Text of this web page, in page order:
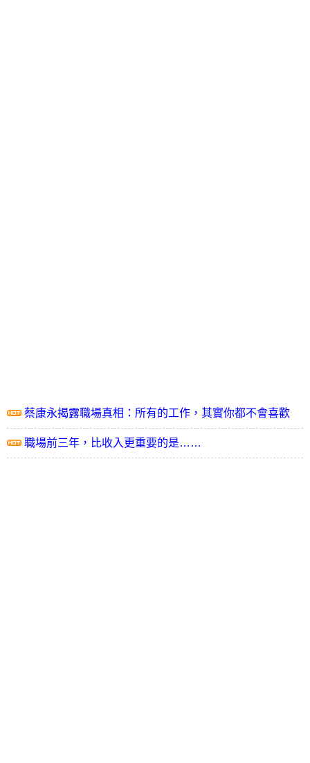
蔡康永揭露職場真相：所有的工作，其實你都不會喜歡
職場前三年，比收入更重要的是……